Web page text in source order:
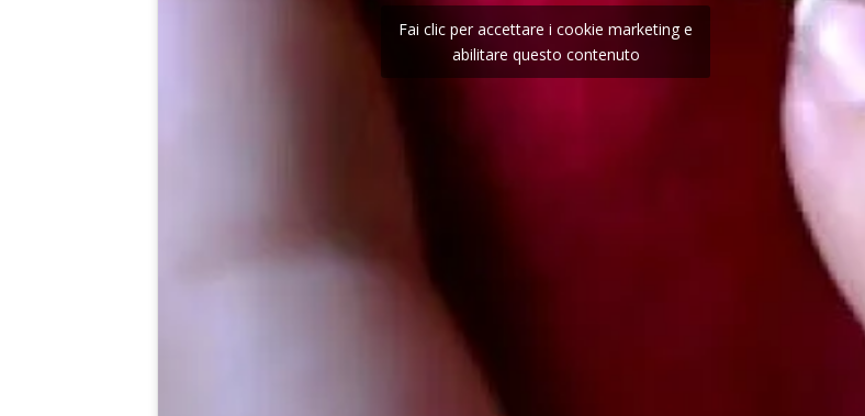
Fai clic per accettare i cookie marketing e
abilitare questo contenuto